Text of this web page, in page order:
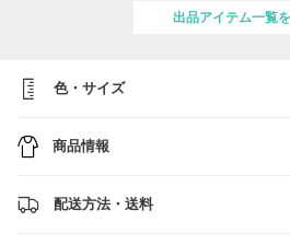
・発送から3～5日ほどでお届け予定です
※ご注文が殺到時、発送に遅延が発生す
へは大変なご不便、ご迷惑をお掛け致し
お客様にお品物をお届けできるよう尽力
※お届け予定日より遅延の可能性もござい
ンセルは一切受け付けておりませんので、
※当店は、全ての商品に追跡番号がござい
出品アイテム一覧
色・サイズ
商品情報
配送方法・送料